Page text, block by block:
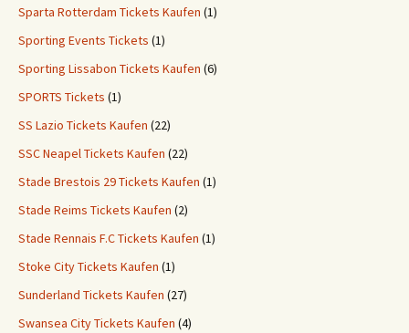
Sparta Rotterdam Tickets Kaufen (1)
Sporting Events Tickets (1)
Sporting Lissabon Tickets Kaufen (6)
SPORTS Tickets (1)
SS Lazio Tickets Kaufen (22)
SSC Neapel Tickets Kaufen (22)
Stade Brestois 29 Tickets Kaufen (1)
Stade Reims Tickets Kaufen (2)
Stade Rennais F.C Tickets Kaufen (1)
Stoke City Tickets Kaufen (1)
Sunderland Tickets Kaufen (27)
Swansea City Tickets Kaufen (4)